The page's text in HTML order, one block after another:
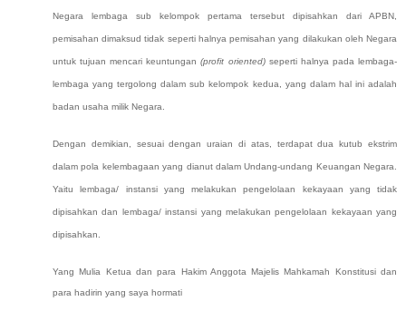
Negara lembaga sub kelompok pertama tersebut dipisahkan dari APBN,
pemisahan dimaksud tidak seperti halnya pemisahan yang dilakukan oleh Negara
untuk tujuan mencari keuntungan(profit oriented)sepertihalnya pada lembaga-
lembaga yang tergolong dalam sub kelompok kedua, yang dalam hal ini adalah
badan usaha milik Negara.
Dengan demikian, sesuai dengan uraian di atas, terdapat dua kutub ekstrim
dalam pola kelembagaan yang dianut dalam Undang-undang Keuangan Negara.
Yaitu lembaga/ instansi yang melakukan pengelolaan kekayaan yang tidak
dipisahkan dan lembaga/ instansi yang melakukan pengelolaan kekayaan yang
dipisahkan.
Yang Mulia Ketua dan para Hakim Anggota Majelis Mahkamah Konstitusi dan
para hadirin yang saya hormati